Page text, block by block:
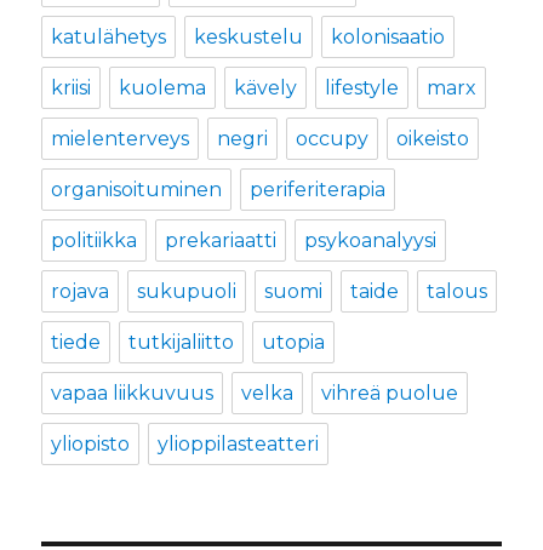
katulähetys keskustelu kolonisaatio
kriisi kuolema kävely lifestyle marx
mielenterveys negri occupy oikeisto
organisoituminen periferiterapia
politiikka prekariaatti psykoanalyysi
rojava sukupuoli suomi taide talous
tiede tutkijaliitto utopia
vapaa liikkuvuus velka vihreä puolue
yliopisto ylioppilasteatteri